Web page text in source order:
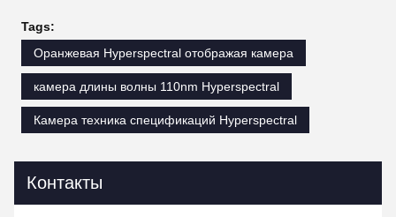
Tags:
Оранжевая Hyperspectral отображая камера
камера длины волны 110nm Hyperspectral
Камера техника спецификаций Hyperspectral
Контакты